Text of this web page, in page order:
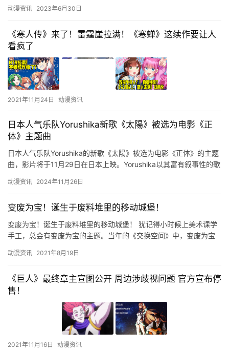
动漫资讯 2023年6月30日
《寒人传》来了！雷霆崖拉满！《寒蝉》这续作要让人
看疯了
2021年11月24日 动漫资讯
日本人气乐队Yorushika新歌《太陽》被选为电影《正
体》主题曲
日本人气乐队Yorushika的新歌《太陽》被选为电影《正体》的主题
曲，影片将于11月29日在日本上映。Yorushika以其富有叙事性的歌
动漫资讯 2024年11月26日
变废为宝！诞生于废料堆里的移动城堡！
变废为宝！诞生于废料堆里的移动城堡！ 犹记得小时候上美术课学
手工，总会有变废为宝的主题。当年的《交换空间》中，变废为宝
遭资…
动漫资讯 2021年8月19日
《巨人》最终章主宣图公开 周边涉歧视问题 官方宣布停
售！
2021年11月16日 动漫资讯